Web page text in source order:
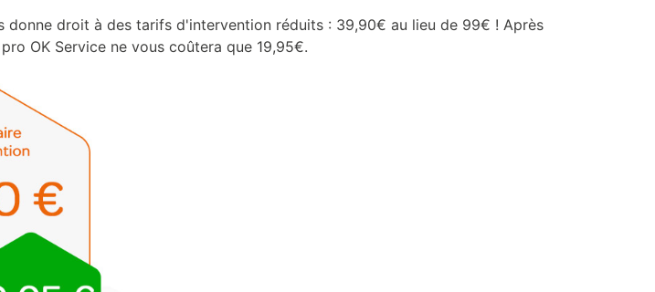
droit à des tarifs d'intervention réduits : 39,90€ au lieu de 99€ ! Après
OK Service ne vous coûtera que 19,95€.